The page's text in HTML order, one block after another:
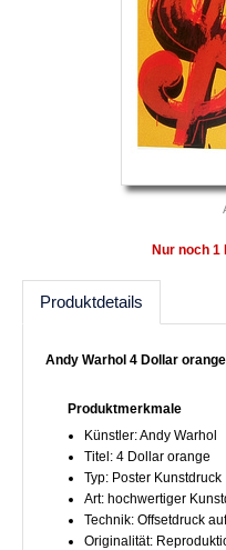
Nur noch
Produktdetails
Andy Warhol 4 Dollar
Produktmerkmale
Künstler: Andy Warhol
Titel: 4 Dollar orange
Typ: Poster Kunstdruck
Art: hochwertiger
Technik: Offsetdruck
Originalität: